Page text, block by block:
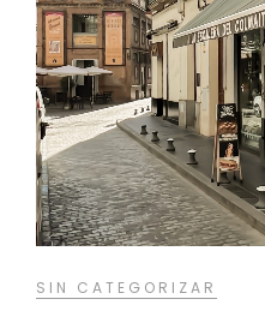
SIN CATEGORIZAR